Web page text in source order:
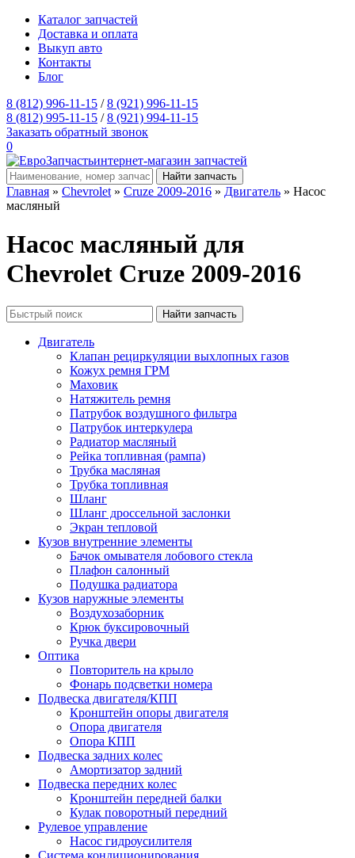
Каталог запчастей
Доставка и оплата
Выкуп авто
Контакты
Блог
8 (812) 996-11-15 /8 (921) 996-11-15
8 (812) 995-11-15 /8 (921) 994-11-15
Заказать обратный звонок
0
интернет-магазин запчастей
Главная » Chevrolet » Cruze 2009-2016 » Двигатель » Насос
масляный
Насос масляный для
Chevrolet Cruze 2009-2016
Двигатель
Клапан рециркуляции выхлопных газов
Кожух ремня ГРМ
Маховик
Натяжитель ремня
Патрубок воздушного фильтра
Патрубок интеркулера
Радиатор масляный
Рейка топливная (рампа)
Трубка масляная
Трубка топливная
Шланг
Шланг дроссельной заслонки
Экран тепловой
Кузов внутренние элементы
Бачок омывателя лобового стекла
Плафон салонный
Подушка радиатора
Кузов наружные элементы
Воздухозаборник
Крюк буксировочный
Ручка двери
Оптика
Повторитель на крыло
Фонарь подсветки номера
Подвеска двигателя/КПП
Кронштейн опоры двигателя
Опора двигателя
Опора КПП
Подвеска задних колес
Амортизатор задний
Подвеска передних колес
Кронштейн передней балки
Кулак поворотный передний
Рулевое управление
Насос гидроусилителя
Система кондиционирования